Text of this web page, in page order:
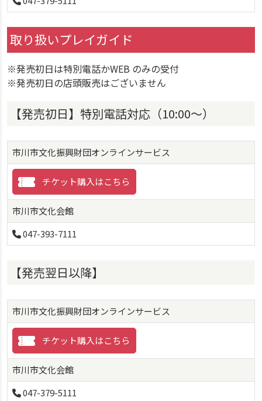
取り扱いプレイガイド
※発売初日は特別電話かWEB のみの受付
※発売初日の店頭販売はございません
【発売初日】特別電話対応（10:00〜）
市川市文化振興財団オンラインサービス
チケット購入はこちら
市川市文化会館
047-393-7111
【発売翌日以降】
市川市文化振興財団オンラインサービス
チケット購入はこちら
市川市文化会館
047-379-5111